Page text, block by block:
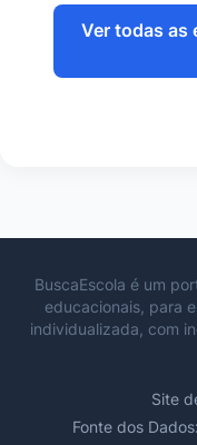
Ver todas as
BuscaEscola é um
educacionais, para
individualizada, com
Site
Fonte dos